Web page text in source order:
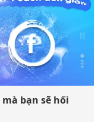
bạn sẽ hối